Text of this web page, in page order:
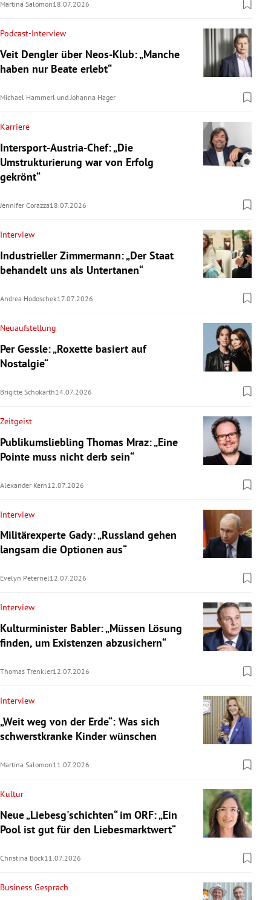
Martina Salomon18.07.2026
Podcast-Interview
Veit Dengler über Neos-Klub: „Manche
haben nur Beate erlebt“
Michael Hammerl undJohanna Hager
Karriere
Intersport-Austria-Chef: „Die
Umstrukturierung war von Erfolg
gekrönt“
Jennifer Corazza18.07.2026
Interview
Industrieller Zimmermann: „Der Staat
behandelt uns als Untertanen“
Andrea Hodoschek17.07.2026
Neuaufstellung
Per Gessle: „Roxette basiert auf
Nostalgie“
Brigitte Schokarth14.07.2026
Zeitgeist
Publikumsliebling Thomas Mraz: „Eine
Pointe muss nicht derb sein“
Alexander Kern12.07.2026
Interview
Militärexperte Gady: „Russland gehen
langsam die Optionen aus“
Evelyn Peternel12.07.2026
Interview
Kulturminister Babler: „Müssen Lösung
finden, um Existenzen abzusichern“
Thomas Trenkler12.07.2026
Interview
„Weit weg von der Erde“: Was sich
schwerstkranke Kinder wünschen
Martina Salomon11.07.2026
Kultur
Neue „Liebesg'schichten“ im ORF: „Ein
Pool ist gut für den Liebesmarktwert“
Christina Böck11.07.2026
Business Gespräch